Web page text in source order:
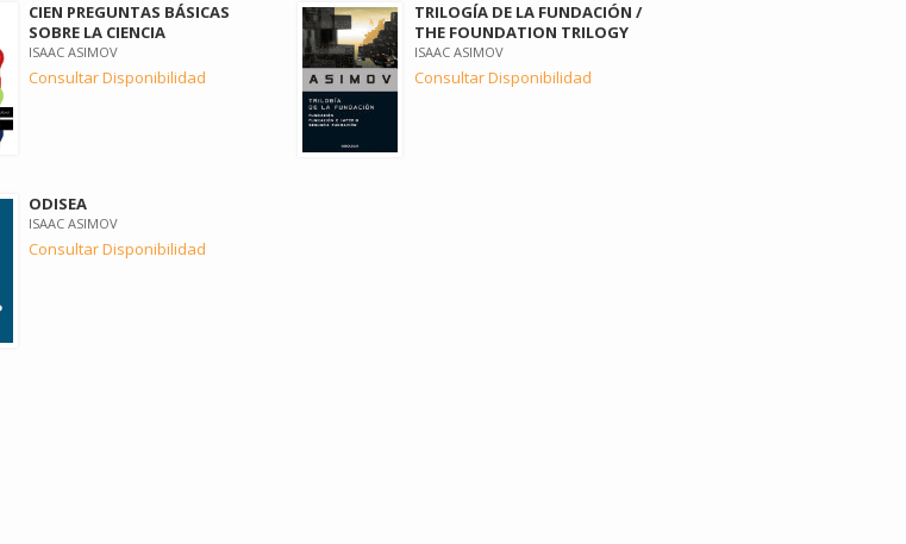
CIEN PREGUNTAS BÁSICAS
SOBRE LA CIENCIA
ISAAC ASIMOV
Consultar Disponibilidad
TRILOGÍA DE LA FUNDACIÓN /
THE FOUNDATION TRILOGY
ISAAC ASIMOV
Consultar Disponibilidad
ODISEA
ISAAC ASIMOV
Consultar Disponibilidad